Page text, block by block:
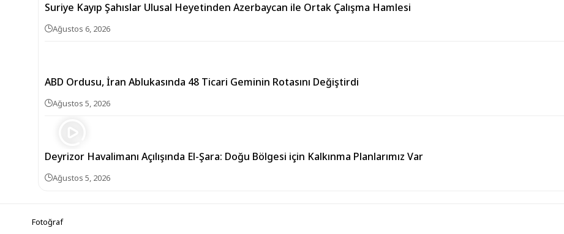
Suriye Kayıp Şahıslar Ulusal Heyetinden Azerbaycan ile Ortak Çalışma Hamlesi
Ağustos 6, 2026
ABD Ordusu, İran Ablukasında 48 Ticari Geminin Rotasını Değiştirdi
Ağustos 5, 2026
Deyrizor Havalimanı Açılışında El-Şara: Doğu Bölgesi için Kalkınma Planlarımız Var
Ağustos 5, 2026
Fotoğraf